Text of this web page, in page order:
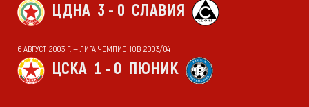
ЦДНА 3 - 0 СЛАВИЯ
6 АВГУСТ 2003 Г. — ЛИГА ЧЕМПИОНОВ 2003/04
ЦСКА 1 - 0 ПЮНИК